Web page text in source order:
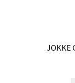
JOKKE